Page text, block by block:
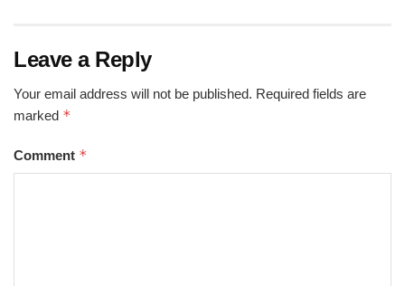
Leave a Reply
Your email address will not be published. Required fields are
marked *
Comment *